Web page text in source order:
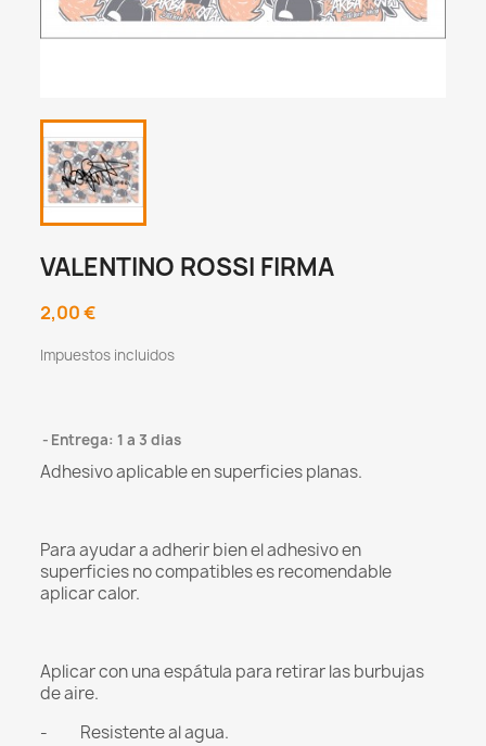
VALENTINO ROSSI FIRMA
2,00 €
Impuestos incluidos
Entrega: 1 a 3 dias
Adhesivo aplicable en superficies planas.
Para ayudar a adherir bien el adhesivo en
superficies no compatibles es recomendable
aplicar calor.
Aplicar con una espátula para retirar las burbujas
de aire.
- Resistente al agua.